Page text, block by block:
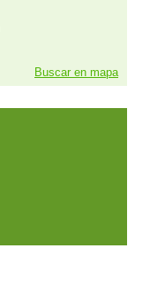
Buscar en mapa